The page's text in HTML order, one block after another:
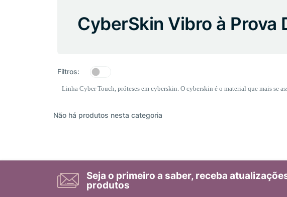
CyberSkin Vibro à Prova
Filtros:
Linha Cyber Touch, próteses em cyberskin. O cyberskin é o material que mais se
Não há produtos nesta categoria
Seja o primeiro a saber, receba
produtos